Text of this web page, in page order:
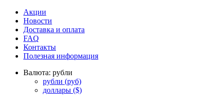
Акции
Новости
Доставка и оплата
FAQ
Контакты
Полезная информация
Валюта: рубли
рубли (руб)
доллары ($)